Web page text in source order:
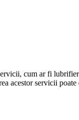
cum ar fi
acestor servicii